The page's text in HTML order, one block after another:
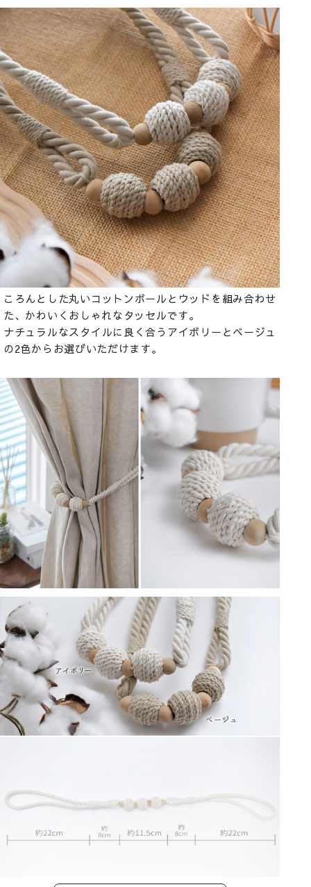
ころんとした丸いコットンボールとウッドを組み合わせ
た、かわいくおしゃれなタッセルです。
ナチュラルなスタイルに良く合うアイボリーとベージュ
の2色からお選びいただけます。